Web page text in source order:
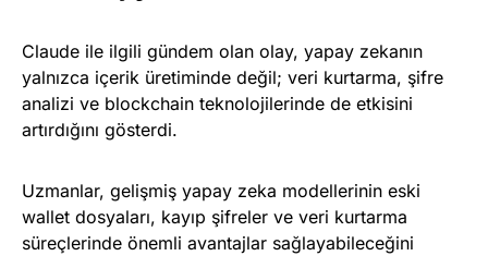
Claude ile ilgili gündem olan olay, yapay zekanın
yalnızca içerik üretiminde değil; veri kurtarma, şifre
analizi ve blockchain teknolojilerinde de etkisini
artırdığını gösterdi.
Uzmanlar, gelişmiş yapay zeka modellerinin eski
wallet dosyaları, kayıp şifreler ve veri kurtarma
süreçlerinde önemli avantajlar sağlayabileceğini